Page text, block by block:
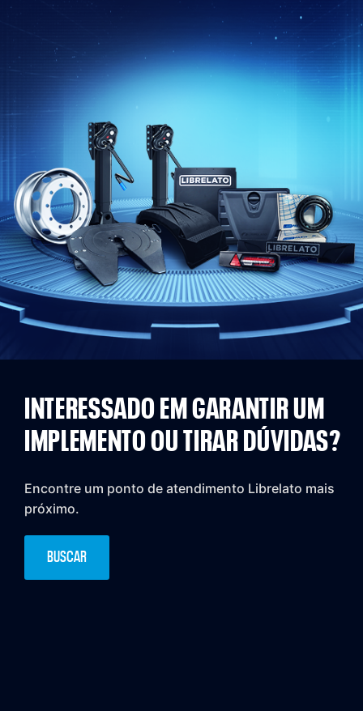
INTERESSADO EM GARANTIR UM
IMPLEMENTO OU TIRAR DÚVIDAS?
Encontre um ponto de atendimento Librelato mais
próximo.
BUSCAR